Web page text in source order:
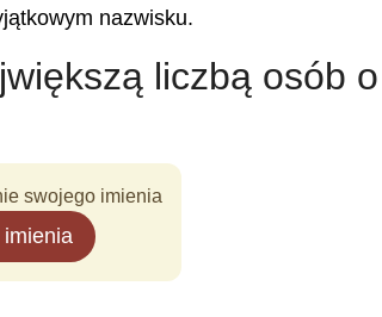
nazwisku.
liczbą osób
swojego imienia
imienia